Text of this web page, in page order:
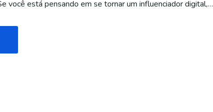
você está pensando em se tornar um influenciador digital,…